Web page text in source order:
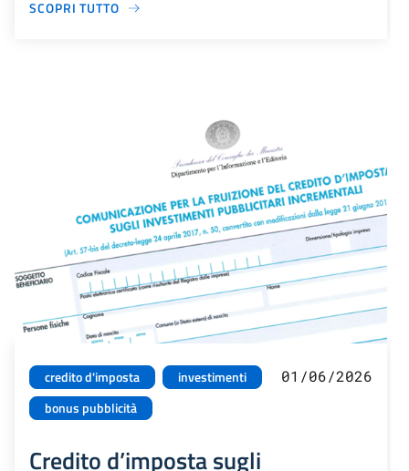
SCOPRI TUTTO
credito d'imposta
investimenti
bonus pubblicità
01/06/2026
Credito d’imposta sugli